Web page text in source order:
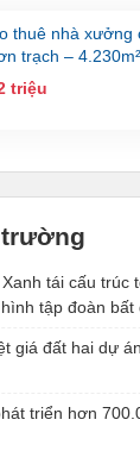
trạch –
triệu
tái cấu trúc
tập đoàn bất
giá đất hai dự
triển hơn